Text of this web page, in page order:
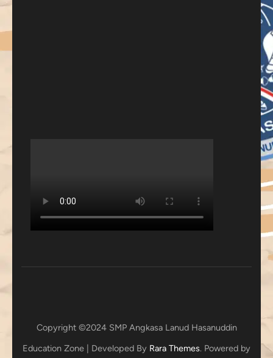
Copyright ©2024 SMP Angkasa Lanud Hasanuddin
Education Zone | Developed By Rara Themes. Powered by